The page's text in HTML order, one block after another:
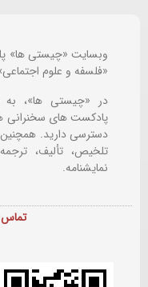
وبسایت «چیستی ها»
«فلسفه و علوم
در «چیستی ها»،
پادکست های سخنرانی
دسترسی دارید. همچنین
تلخیص، تألیف،
نمایشنامه.
تماس